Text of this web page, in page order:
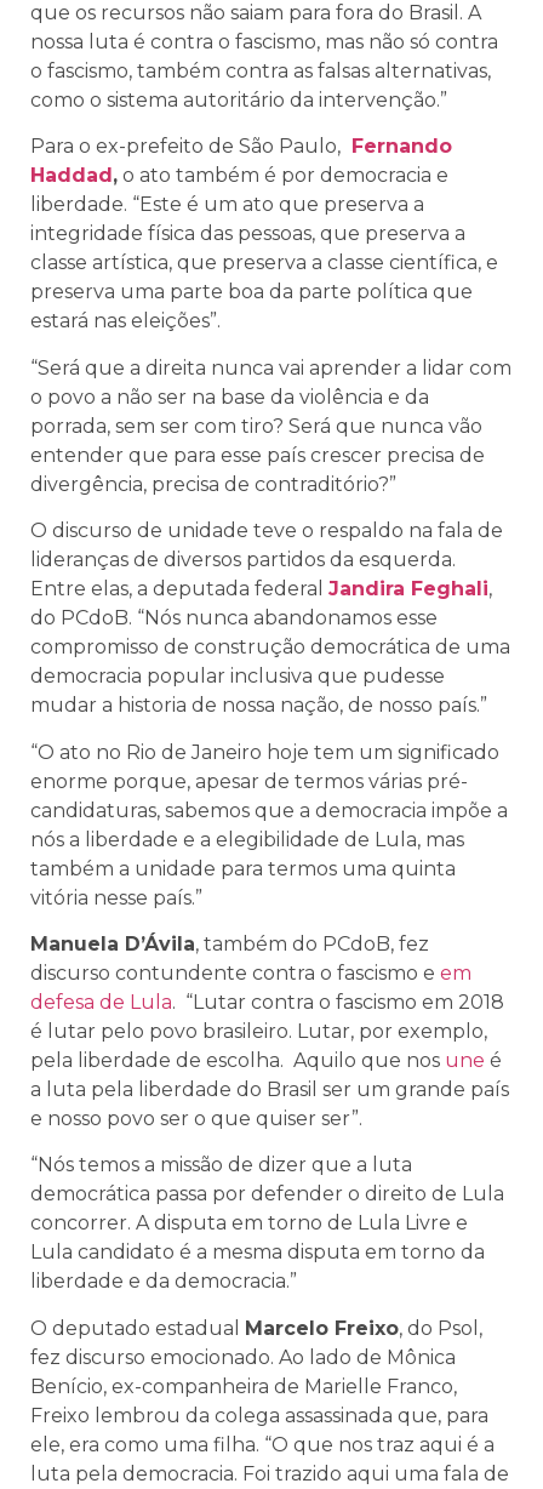
que os recursos não saiam para fora do Brasil. A
nossa luta é contra o fascismo, mas não só contra
o fascismo, também contra as falsas alternativas,
como o sistema autoritário da intervenção.”
Para o ex-prefeito de São Paulo,
Fernando
Haddad , o ato também é por democracia e
liberdade. “Este é um ato que preserva a
integridade física das pessoas, que preserva a
classe artística, que preserva a classe científica, e
preserva uma parte boa da parte política que
estará nas eleições”.
“Será que a direita nunca vai aprender a lidar com
o povo a não ser na base da violência e da
porrada, sem ser com tiro? Será que nunca vão
entender que para esse país crescer precisa de
divergência, precisa de contraditório?”
O discurso de unidade teve o respaldo na fala de
lideranças de diversos partidos da esquerda.
Entre elas, a deputada federal Jandira Feghali,
do PCdoB. “Nós nunca abandonamos esse
compromisso de construção democrática de uma
democracia popular inclusiva que pudesse
mudar a historia de nossa nação, de nosso país.”
“O ato no Rio de Janeiro hoje tem um significado
enorme porque, apesar de termos várias pré-
candidaturas, sabemos que a democracia impõe a
nós a liberdade e a elegibilidade de Lula, mas
também a unidade para termos uma quinta
vitória nesse país.”
Manuela D’Ávila, também do PCdoB, fez
discurso contundente contra o fascismo e em
defesa de Lula. “Lutar contra o fascismo em 2018
é lutar pelo povo brasileiro. Lutar, por exemplo,
pela liberdade de escolha. Aquilo que nos une é
a luta pela liberdade do Brasil ser um grande país
e nosso povo ser o que quiser ser”.
“Nós temos a missão de dizer que a luta
democrática passa por defender o direito de Lula
concorrer. A disputa em torno de Lula Livre e
Lula candidato é a mesma disputa em torno da
liberdade e da democracia.”
O deputado estadual Marcelo Freixo, do Psol,
fez discurso emocionado. Ao lado de Mônica
Benício, ex-companheira de Marielle Franco,
Freixo lembrou da colega assassinada que, para
ele, era como uma filha. “O que nos traz aqui é a
luta pela democracia. Foi trazido aqui uma fala de